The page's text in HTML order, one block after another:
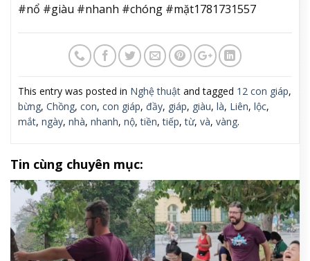
#nổ #giàu #nhanh #chóng #mặt1781731557
This entry was posted in Nghệ thuật and tagged 12 con giáp,
bừng, Chồng, con, con giáp, đầy, giáp, giàu, là, Liên, lộc,
mắt, ngày, nhà, nhanh, nộ,tiền,tiếp,từ, và, vàng.
Tin cùng chuyên mục: